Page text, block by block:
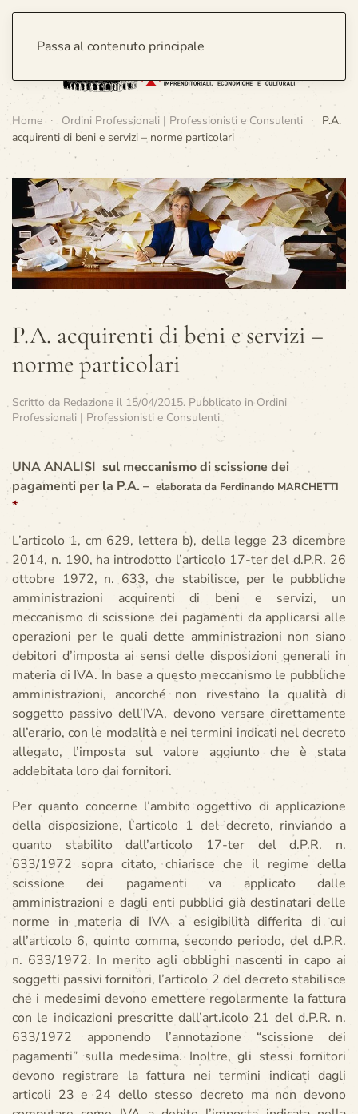
Passa al contenuto principale
Home Ordini Professionali | Professionisti e Consulenti
P.A.
acquirenti di beni e servizi – norme particolari
P.A. acquirenti di beni e servizi –
norme particolari
Scritto da Redazione il 15/04/2015. Pubblicato in Ordini
Professionali | Professionisti e Consulenti.
UNA ANALISI sul meccanismo di scissione dei
pagamenti per la P.A. – elaborata da Ferdinando MARCHETTI
*
L’articolo 1, cm 629, lettera b), della legge 23 dicembre
2014, n. 190, ha introdotto l’articolo 17-ter del d.P.R. 26
ottobre 1972, n. 633, che stabilisce, per le pubbliche
amministrazioni acquirenti di beni e servizi, un
meccanismo di scissione dei pagamenti da applicarsi alle
operazioni per le quali dette amministrazioni non siano
debitori d’imposta ai sensi delle disposizioni generali in
materia di IVA. In base a questo meccanismo le pubbliche
amministrazioni, ancorché non rivestano la qualità di
soggetto passivo dell’IVA, devono versare direttamente
all’erario, con le modalità e nei termini indicati nel decreto
allegato, l’imposta sul valore aggiunto che è stata
addebitata loro dai fornitori.
Per quanto concerne l’ambito oggettivo di applicazione
della disposizione, l’articolo 1 del decreto, rinviando a
quanto stabilito dall’articolo 17-ter del d.P.R. n.
633/1972 sopra citato, chiarisce che il regime della
scissione dei pagamenti va applicato dalle
amministrazioni e dagli enti pubblici già destinatari delle
norme in materia di IVA a esigibilità differita di cui
all’articolo 6, quinto comma, secondo periodo, del d.P.R.
n. 633/1972. In merito agli obblighi nascenti in capo ai
soggetti passivi fornitori, l’articolo 2 del decreto stabilisce
che i medesimi devono emettere regolarmente la fattura
con le indicazioni prescritte dall’art.icolo 21 del d.P.R. n.
633/1972 apponendo l’annotazione “scissione dei
pagamenti” sulla medesima. Inoltre, gli stessi fornitori
devono registrare la fattura nei termini indicati dagli
articoli 23 e 24 dello stesso decreto ma non devono